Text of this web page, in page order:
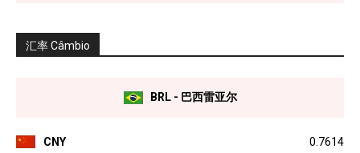
汇率 Câmbio
BRL - 巴西雷亚尔
CNY 0.7614